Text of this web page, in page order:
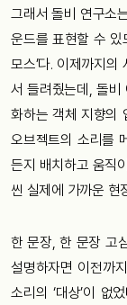
그래서 돌비 연구소
운드를 표현할 수 있
모스’다. 이제까지의
서 들려줬는데 ,돌비
화하는 객체 지향의
오브젝트의 소리를
든지 배치하고 움직
씬 실제에 가까운 현
한 문장,한 문장 고
설명하자면 이전까지
소리의 ‘대상’이 없